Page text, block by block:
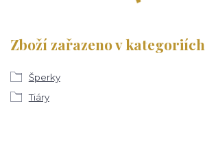
Zboží zařazeno v kategoriích
Šperky
Tiáry